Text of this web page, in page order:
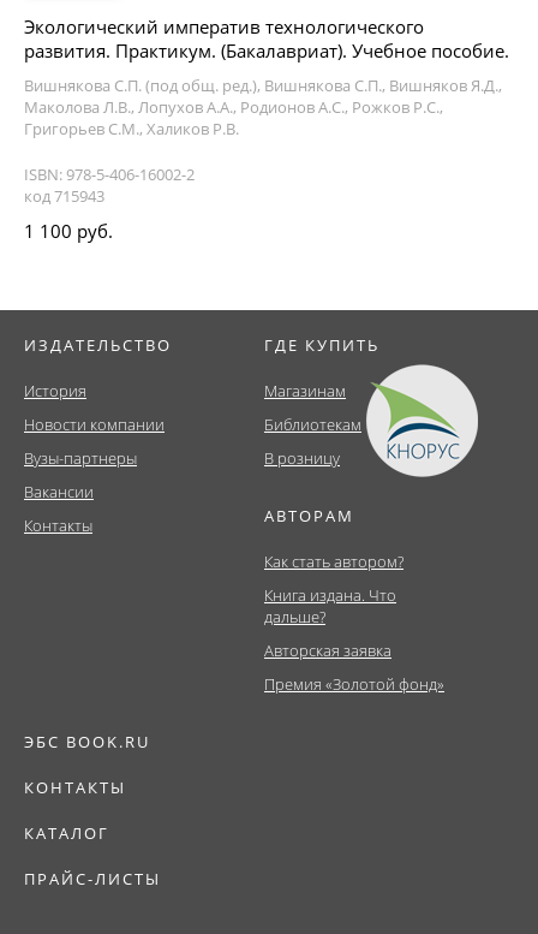
Экологический императив технологического
развития. Практикум. (Бакалавриат). Учебное пособие.
Вишнякова С.П. (под общ. ред.), Вишнякова С.П., Вишняков Я.Д.,
Маколова Л.В., Лопухов А.А., Родионов А.С., Рожков Р.С.,
Григорьев С.М., Халиков Р.В.
ISBN: 978-5-406-16002-2
код 715943
1 100 руб.
ИЗДАТЕЛЬСТВО
История
Новости компании
Вузы-партнеры
Вакансии
Контакты
ГДЕ КУПИТЬ
Магазинам
Библиотекам
В розницу
АВТОРАМ
Как стать автором?
Книга издана. Что
дальше?
Авторская заявка
Премия «Золотой фонд»
ЭБС BOOK.RU
КОНТАКТЫ
КАТАЛОГ
ПРАЙС-ЛИСТЫ